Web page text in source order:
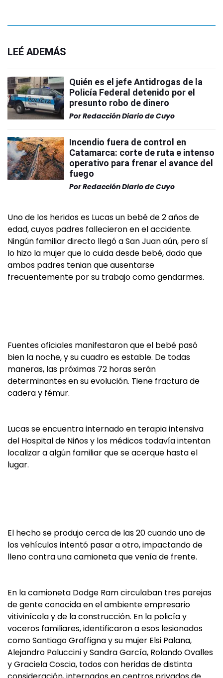
LEÉ ADEMÁS
Quién es el jefe Antidrogas de la
Policía Federal detenido por el
presunto robo de dinero
PorRedacción Diario de Cuyo
Incendio fuera de control en
Catamarca: corte de ruta e intenso
operativo para frenar el avance del
fuego
PorRedacción Diario de Cuyo
Uno de los heridos es Lucas un bebé de 2 años de
edad, cuyos padres fallecieron en el accidente.
Ningún familiar directo llegó a San Juan aún, pero sí
lo hizo la mujer que lo cuida desde bebé, dado que
ambos padres tenian que ausentarse
frecuentemente por su trabajo como gendarmes.
Fuentes oficiales manifestaron que el bebé pasó
bien la noche, y su cuadro es estable. De todas
maneras, las próximas 72 horas serán
determinantes en su evolución. Tiene fractura de
cadera y fémur.
Lucas se encuentra internado en terapia intensiva
del Hospital de Niños y los médicos todavía intentan
localizar a algún familiar que se acerque hasta el
lugar.
El hecho se produjo cerca de las 20 cuando uno de
los vehículos intentó pasar a otro, impactando de
lleno contra una camioneta que venía de frente.
En la camioneta Dodge Ram circulaban tres parejas
de gente conocida en el ambiente empresario
vitivinícola y de la construcción. En la policía y
voceros familiares, identificaron a esos lesionados
como Santiago Graffigna y su mujer Elsi Palana,
Alejandro Paluccini y Sandra García, Rolando Ovalles
y Graciela Coscia, todos con heridas de distinta